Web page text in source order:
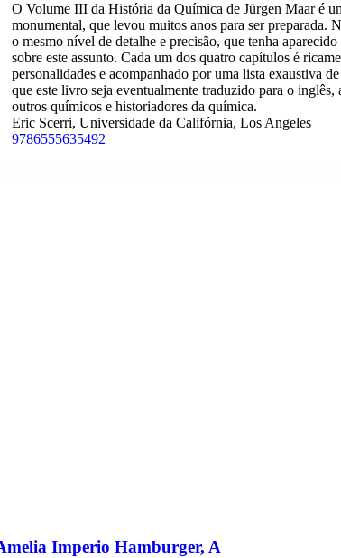
O Volume III da História da Química de Jürgen Maar é
monumental, que levou muitos anos para ser preparada.
o mesmo nível de detalhe e precisão, que tenha
sobre este assunto. Cada um dos quatro capítulos é
personalidades e acompanhado por uma lista exaustiva
que este livro seja eventualmente traduzido para o
outros químicos e historiadores da química.
Eric Scerri, Universidade da Califórnia, Los Angeles
9786555635492
Imperio Hamburger, A